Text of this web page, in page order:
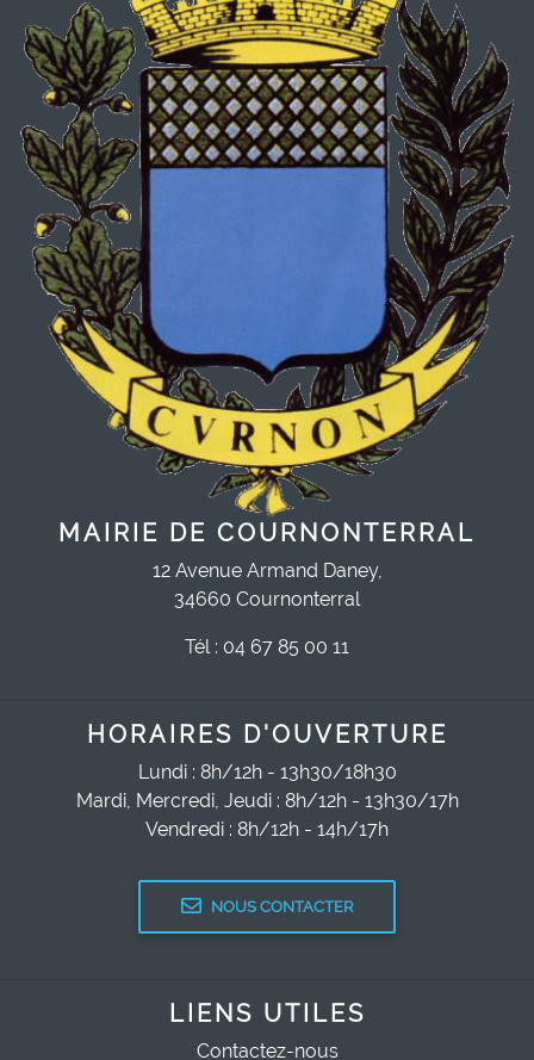
MAIRIE DE COURNONTERRAL
12 Avenue Armand Daney,
34660 Cournonterral
Tél : 04 67 85 00 11
HORAIRES D'OUVERTURE
Lundi : 8h/12h - 13h30/18h30
Mardi, Mercredi, Jeudi : 8h/12h - 13h30/17h
Vendredi : 8h/12h - 14h/17h
NOUS CONTACTER
LIENS UTILES
Contactez-nous